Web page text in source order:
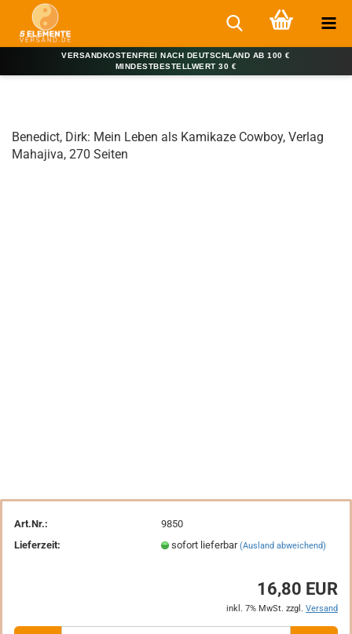
VERSANDKOSTENFREI NACH DEUTSCHLAND AB 100 €
MINDESTBESTELLWERT 30 €
Benedict, Dirk: Mein Leben als Kamikaze Cowboy, Verlag
Mahajiva, 270 Seiten
Art.Nr.:
9850
Lieferzeit:
sofort lieferbar(Ausland abweichend)
16,80 EUR
inkl. 7% MwSt. zzgl. Versand